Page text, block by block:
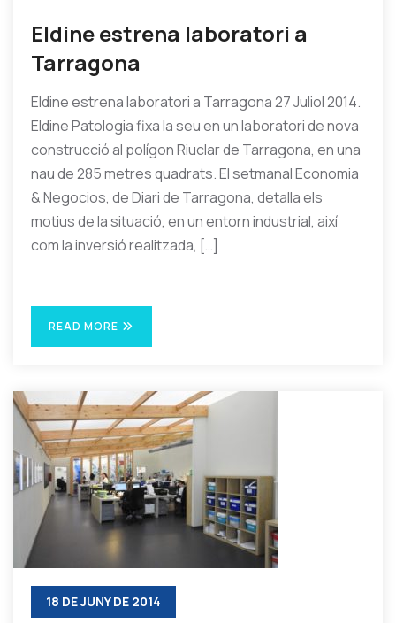
Eldine estrena laboratori a
Tarragona
Eldine estrena laboratori a Tarragona 27 Juliol 2014.
Eldine Patologia fixa la seu en un laboratori de nova
construcció al polígon Riuclar de Tarragona, en una
nau de 285 metres quadrats. El setmanal Economia
& Negocios, de Diari de Tarragona, detalla els
motius de la situació, en un entorn industrial, així
com la inversió realitzada, […]
READ MORE
18 DE JUNY DE 2014